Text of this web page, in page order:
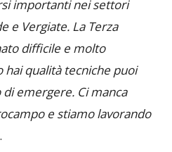
, mentre tanti altri ragazzi
importanti nei settori
e Vergiate. La Terza
difficile e molto
qualità tecniche puoi
emergere. Ci manca
e stiamo lavorando